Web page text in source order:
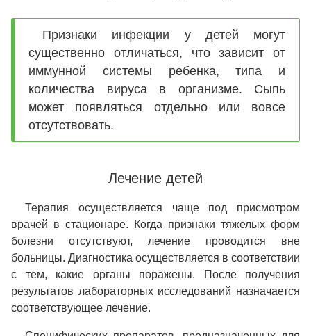
Признаки инфекции у детей могут
существенно отличаться, что зависит от
иммунной системы ребенка, типа и
количества вируса в организме. Сыпь
может появляться отдельно или вовсе
отсутствовать.
Лечение детей
Терапия осуществляется чаще под присмотром
врачей в стационаре. Когда признаки тяжелых форм
болезни отсутствуют, лечение проводится вне
больницы. Диагностика осуществляется в соответствии
с тем, какие органы поражены. После получения
результатов лабораторных исследований назначается
соответствующее лечение.